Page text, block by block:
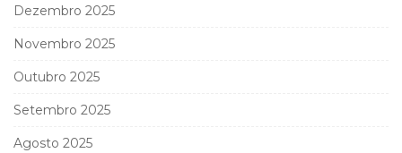
Dezembro 2025
Novembro 2025
Outubro 2025
Setembro 2025
Agosto 2025